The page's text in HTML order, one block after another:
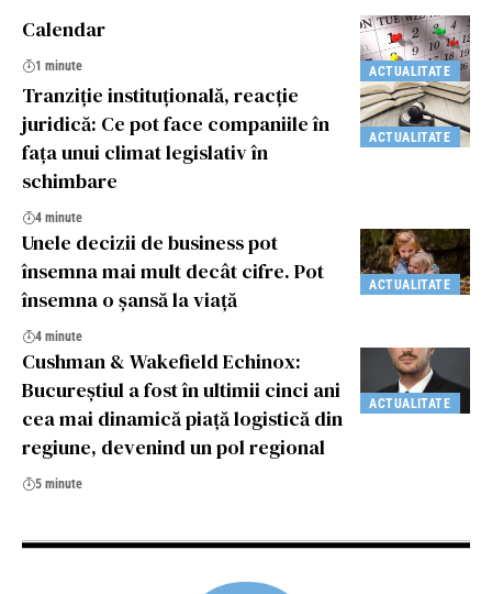
ACTUALITATE
Calendar
1 minute
ACTUALITATE
Tranziție instituțională, reacție
juridică: Ce pot face companiile în
fața unui climat legislativ în
schimbare
4 minute
ACTUALITATE
Unele decizii de business pot
însemna mai mult decât cifre. Pot
însemna o șansă la viață
4 minute
ACTUALITATE
Cushman & Wakefield Echinox:
Bucureştiul a fost în ultimii cinci ani
cea mai dinamică piaţă logistică din
regiune, devenind un pol regional
5 minute